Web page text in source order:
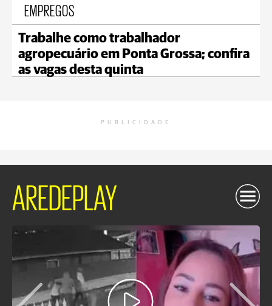
EMPREGOS
Trabalhe como trabalhador
agropecuário em Ponta Grossa; confira
as vagas desta quinta
PUBLICIDADE
AREDEPLAY